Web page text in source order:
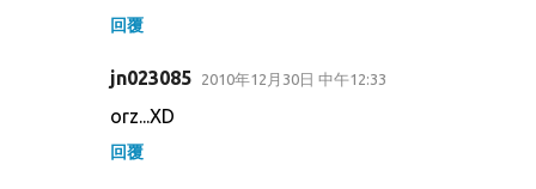
回覆
jn023085 2010年12月30日 中午12:33
orz...XD
回覆